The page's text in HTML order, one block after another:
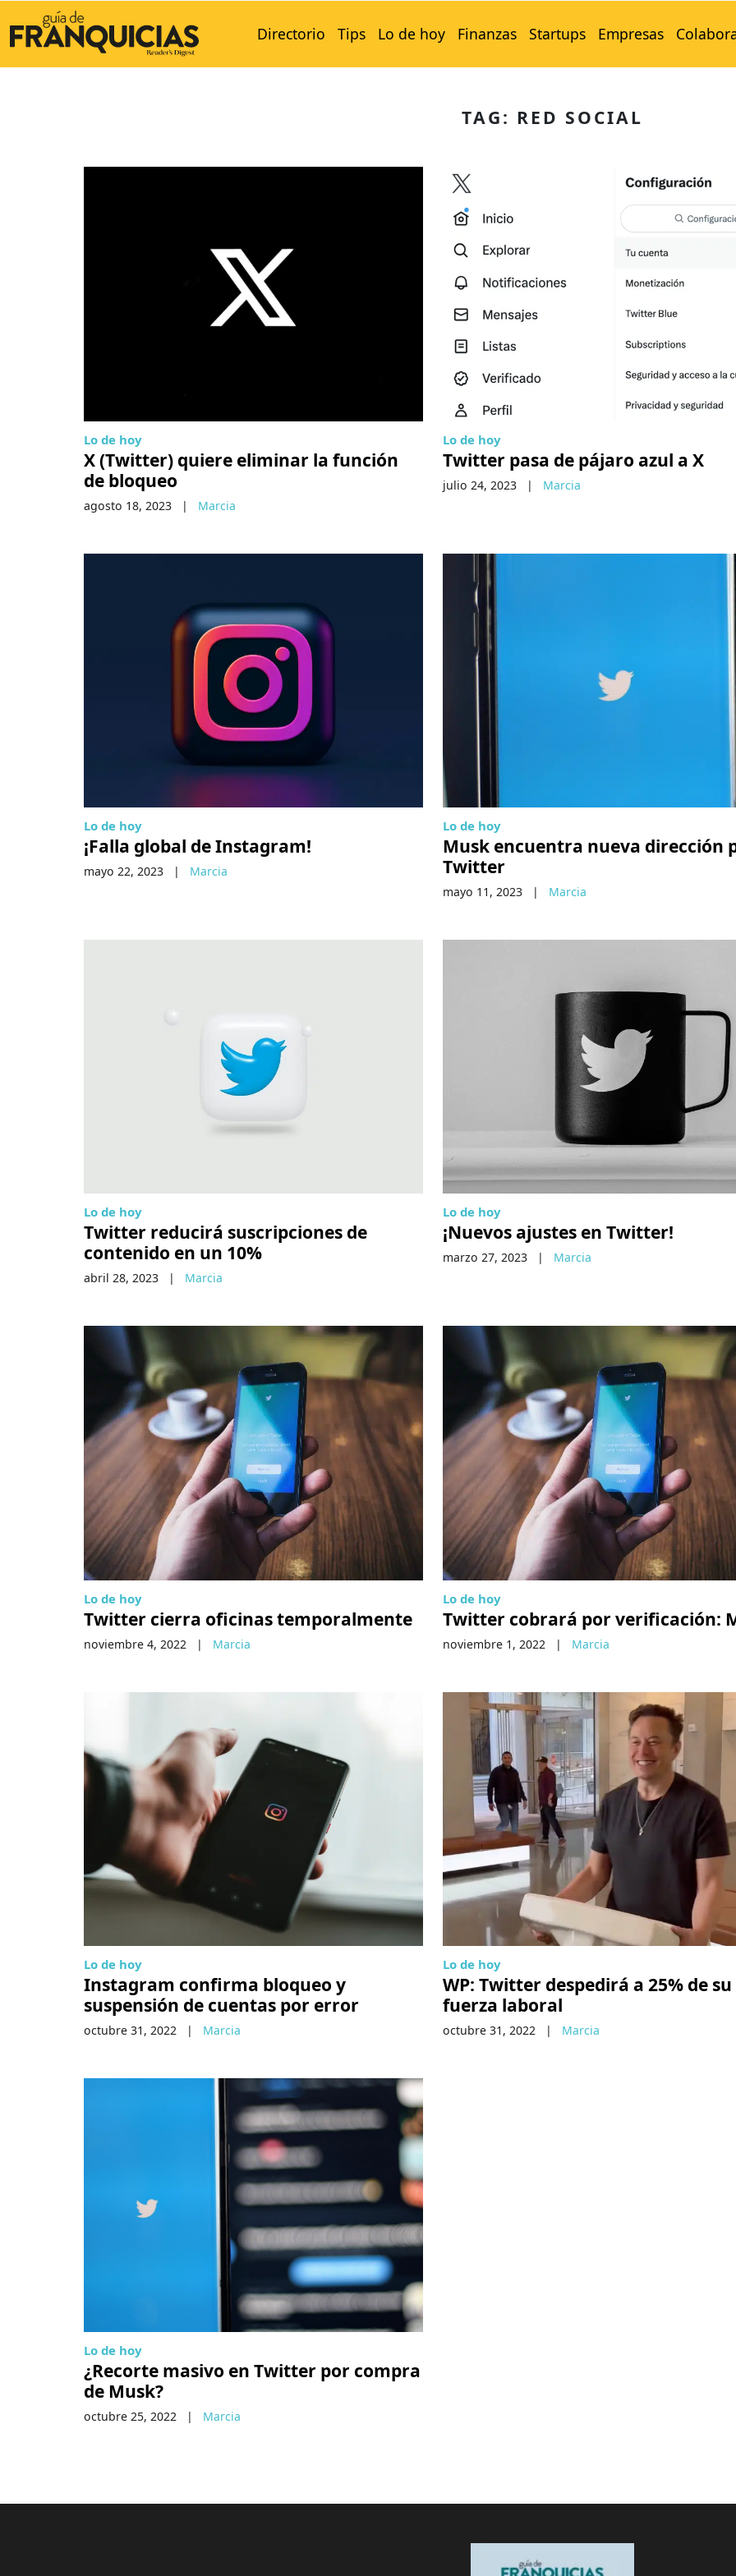
Directorio Tips Lo de hoy Finanzas Startups Empresas
TAG: RED SOCIAL
Lo de hoy
X (Twitter) quiere eliminar la función
de bloqueo
agosto 18, 2023 | Marcia
Lo de hoy
Twitter pasa de pájaro azul a X
julio 24, 2023 | Marcia
Lo de hoy
¡Falla global de Instagram!
mayo 22, 2023 | Marcia
Lo de hoy
Musk encuentra nueva dirección
Twitter
mayo 11, 2023 | Marcia
Lo de hoy
Twitter reducirá suscripciones de
contenido en un 10%
abril 28, 2023 | Marcia
Lo de hoy
¡Nuevos ajustes en Twitter!
marzo 27, 2023 | Marcia
Lo de hoy
Twitter cierra oficinas temporalmente
noviembre 4, 2022 | Marcia
Lo de hoy
Twitter cobrará por verificación:
noviembre 1, 2022 | Marcia
Lo de hoy
Instagram confirma bloqueo y
suspensión de cuentas por error
octubre 31, 2022 | Marcia
Lo de hoy
WP: Twitter despedirá a 25% de su
fuerza laboral
octubre 31, 2022 | Marcia
Lo de hoy
¿Recorte masivo en Twitter por compra
de Musk?
octubre 25, 2022 | Marcia